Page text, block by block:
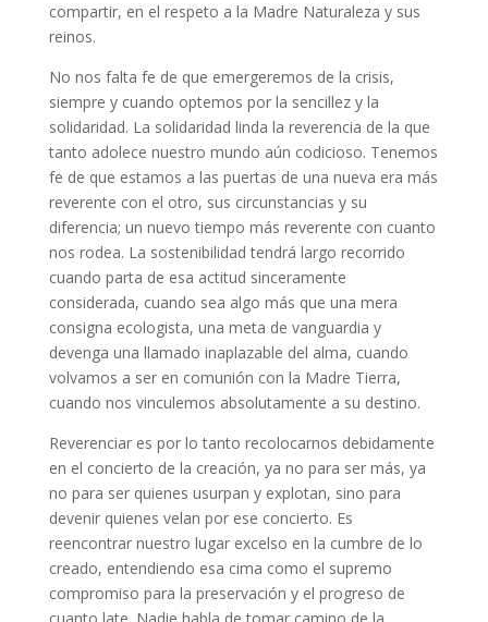
compartir, en el respeto a la Madre Naturaleza y sus
reinos.
No nos falta fe de que emergeremos de la crisis,
siempre y cuando optemos por la sencillez y la
solidaridad. La solidaridad linda la reverencia de la que
tanto adolece nuestro mundo aún codicioso. Tenemos
fe de que estamos a las puertas de una nueva era más
reverente con el otro, sus circunstancias y su
diferencia; un nuevo tiempo más reverente con cuanto
nos rodea. La sostenibilidad tendrá largo recorrido
cuando parta de esa actitud sinceramente
considerada, cuando sea algo más que una mera
consigna ecologista, una meta de vanguardia y
devenga una llamado inaplazable del alma, cuando
volvamos a ser en comunión con la Madre Tierra,
cuando nos vinculemos absolutamente a su destino.
Reverenciar es por lo tanto recolocarnos debidamente
en el concierto de la creación, ya no para ser más, ya
no para ser quienes usurpan y explotan, sino para
devenir quienes velan por ese concierto. Es
reencontrar nuestro lugar excelso en la cumbre de lo
creado, entendiendo esa cima como el supremo
compromiso para la preservación y el progreso de